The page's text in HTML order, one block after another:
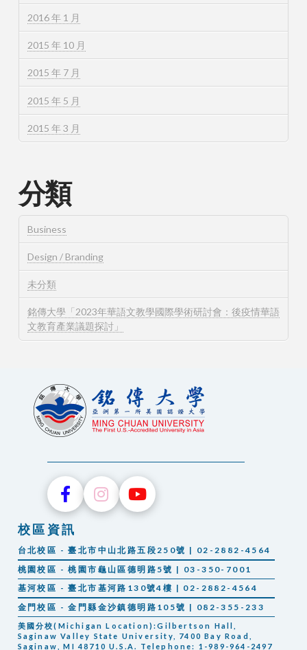
2016 年 1 月
2015 年 10 月
2015 年 7 月
2015 年 5 月
2015 年 3 月
分類
Business
Design / Branding
未分類
銘傳大學「2023年華語文教學國際學術研討會：後疫情華語
文教育產業議題探討」
校區資訊
台北校區 - 臺北市中山北路五段250號 | 02-2882-4564
桃園校區 - 桃園市龜山區德明路5號 | 03-350-7001
基河校區 - 臺北市基河路130號4樓 | 02-2882-4564
金門校區 - 金門縣金沙鎮德明路105號 | 082-355-233
美國分校(Michigan Location):Gilbertson Hall,
Saginaw Valley State University, 7400 Bay Road,
Saginaw, MI 48710 U.S.A. Telephone: 1-989-964-2497